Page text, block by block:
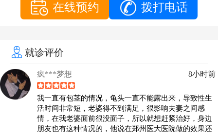
在线预约 拨打电话
就诊评价
疯***梦想 8小时前
我一直有包茎的情况，龟头一直不能露出来，导致性生
活时间非常短，老婆得不到满足，很影响夫妻之间感
情，在我老婆面前很没面子，所以就想赶紧治好，身边
朋友也有这种情况的，他说在郑州医大医院做的效果还